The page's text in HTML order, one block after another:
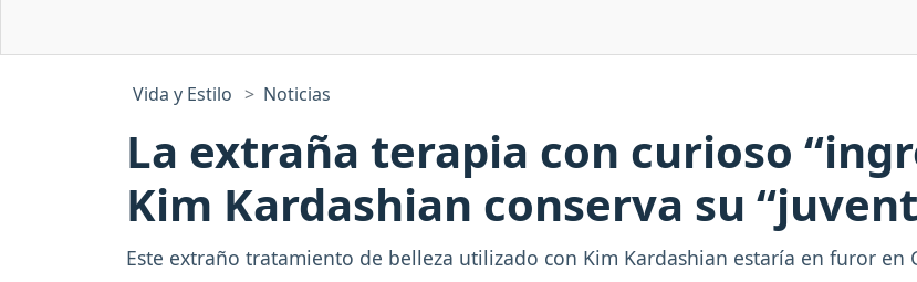
Vida y Estilo Noticias
La extraña terapia con curioso
Kim Kardashian conserva su
Este extraño tratamiento de belleza utilizado con Kim Kardashian estaría en furor en